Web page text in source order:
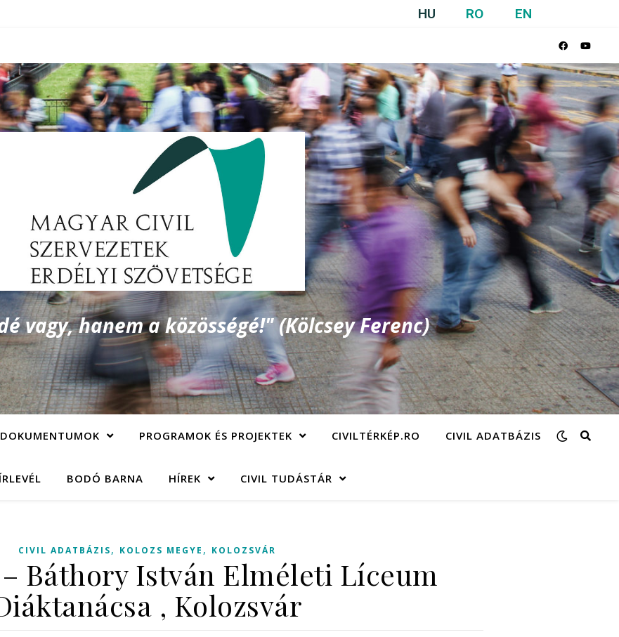
HU RO EN
vagy, hanem a közösségé!" (Kölcsey Ferenc)
DOKUMENTUMOK PROGRAMOK ÉS PROJEKTEK CIVILTÉRKÉP.RO CIVIL ADATBÁZIS
BODÓ BARNA HÍREK CIVIL TUDÁSTÁR
CIVIL ADATBÁZIS, KOLOZS MEGYE , KOLOZSVÁR
Báthory István Elméleti Líceum
, Kolozsvár